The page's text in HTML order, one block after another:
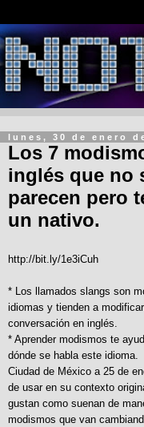
lunes, 30 de enero
Los 7
inglés que no
parecen pero
un nativo.
http://bit.ly/1e3iCuh
* Los llamados slangs son
idiomas y tienden a
conversación en inglés.
* Aprender modismos te
dónde se habla este idioma.
Ciudad de México a 25 de
de usar en su contexto
gustan como suenan de
modismos que van